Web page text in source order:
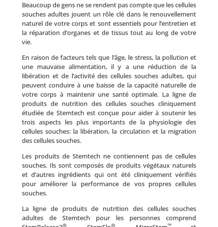
Beaucoup de gens ne se rendent pas compte que les cellules
souches adultes jouent un rôle clé dans le renouvellement
naturel de votre corps et sont essentiels pour l’entretien et
la réparation d’organes et de tissus tout au long de votre
vie.
En raison de facteurs tels que l’âge, le stress, la pollution et
une mauvaise alimentation, il y a une réduction de la
libération et de l’activité des cellules souches adultes, qui
peuvent conduire à une baisse de la capacité naturelle de
votre corps à maintenir une santé optimale. La ligne de
produits de nutrition des cellules souches cliniquement
étudiée de Stemtech est conçue pour aider à soutenir les
trois aspects les plus importants de la physiologie des
cellules souches: la libération, la circulation et la migration
des cellules souches.
Les produits de Stemtech ne contiennent pas de cellules
souches. Ils sont composés de produits végétaux naturels
et d’autres ingrédients qui ont été cliniquement vérifiés
pour améliorer la performance de vos propres cellules
souches.
La ligne de produits de nutrition des cellules souches
adultes de Stemtech pour les personnes comprend
® ® ™